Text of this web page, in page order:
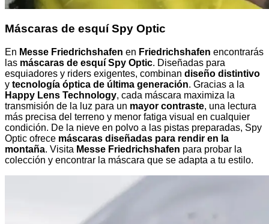
Máscaras de esquí Spy Optic
En Messe Friedrichshafen en Friedrichshafen encontrarás
las máscaras de esquí Spy Optic. Diseñadas para
esquiadores y riders exigentes, combinan diseño distintivo
y tecnología óptica de última generación. Gracias a la
Happy Lens Technology, cada máscara maximiza la
transmisión de la luz para un mayor contraste, una lectura
más precisa del terreno y menor fatiga visual en cualquier
condición. De la nieve en polvo a las pistas preparadas, Spy
Optic ofrece máscaras diseñadas para rendir en la
montaña. Visita Messe Friedrichshafen para probar la
colección y encontrar la máscara que se adapta a tu estilo.